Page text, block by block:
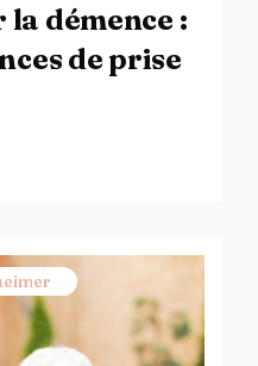
démence :
de prise